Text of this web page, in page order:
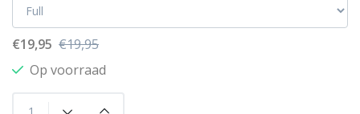
€19,95 €19,95
Op voorraad